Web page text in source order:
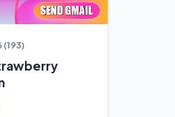
(193)